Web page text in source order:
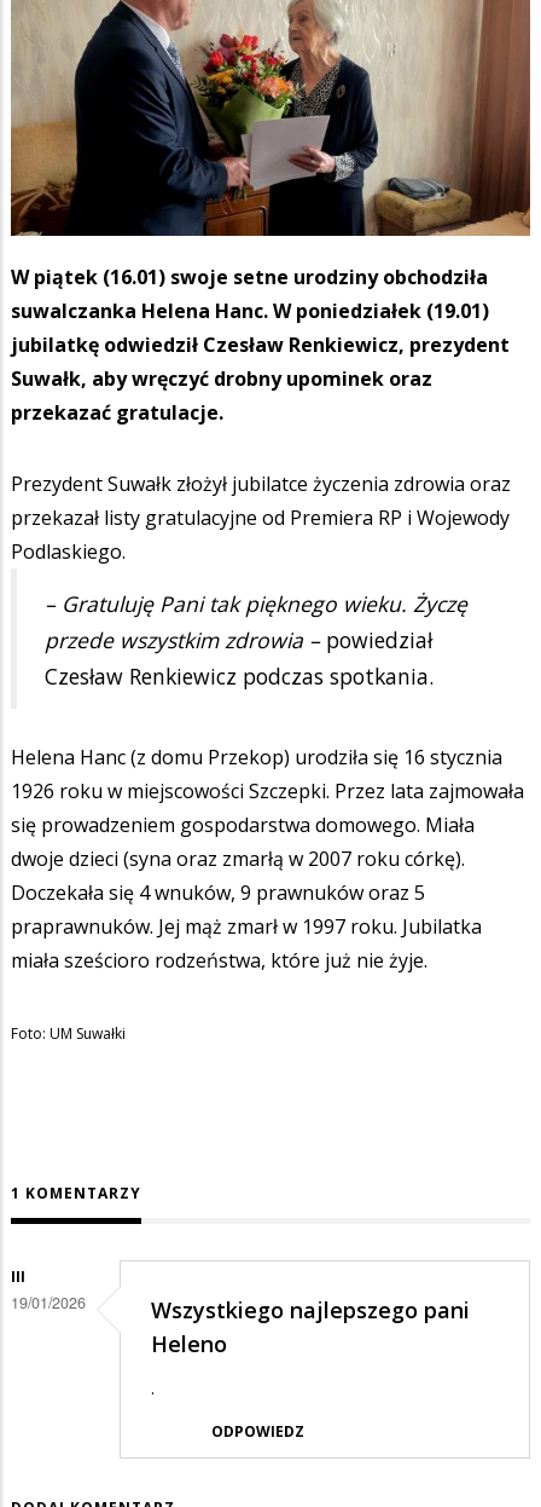
W piątek (16.01) swoje setne urodziny obchodziła
suwalczanka Helena Hanc. W poniedziałek (19.01)
jubilatkę odwiedził Czesław Renkiewicz, prezydent
Suwałk, aby wręczyć drobny upominek oraz
przekazać gratulacje.
Prezydent Suwałk złożył jubilatce życzenia zdrowia oraz
przekazał listy gratulacyjne od Premiera RP i Wojewody
Podlaskiego.
– Gratuluję Pani tak pięknego wieku. Życzę
przede wszystkim zdrowia –powiedział
Czesław Renkiewicz podczas spotkania.
Helena Hanc (z domu Przekop) urodziła się 16 stycznia
1926 roku w miejscowości Szczepki. Przez lata zajmowała
się prowadzeniem gospodarstwa domowego. Miała
dwoje dzieci (syna oraz zmarłą w 2007 roku córkę).
Doczekała się 4 wnuków, 9 prawnuków oraz 5
praprawnuków. Jej mąż zmarł w 1997 roku. Jubilatka
miała sześcioro rodzeństwa, które już nie żyje.
Foto: UM Suwałki
1 KOMENTARZY
III
19/01/2026
Wszystkiego najlepszego pani
Heleno
.
ODPOWIEDZ